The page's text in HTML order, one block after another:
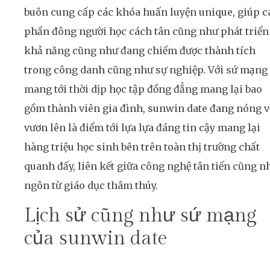
buôn cung cấp các khóa huấn luyện unique, giúp
phần đông người học cách tân cũng như phát triển
khả năng cũng như đang chiếm được thành tích
trong công danh cũng như sự nghiệp. Với sứ mạng
mang tới thời dịp học tập đồng đẳng mang lại bao
gồm thành viên gia đình, sunwin date đang nóng
vươn lên là điểm tới lựa lựa đáng tin cậy mang lại
hàng triệu học sinh bên trên toàn thị trường chất
quanh đấy, liên kết giữa công nghệ tân tiến cũng
ngôn từ giáo dục thâm thúy.
Lịch sử cũng như sứ mạng
của sunwin date